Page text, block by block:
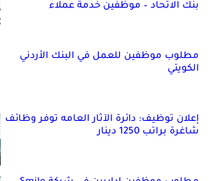
بنك الاتحاد – موظفين خدمة عملاء
مطلوب موظفين للعمل في البنك الأردني
الكويتي
إعلان توظيف: دائرة الآثار العامه توفر وظائف
شاغرة براتب 1250 دينار